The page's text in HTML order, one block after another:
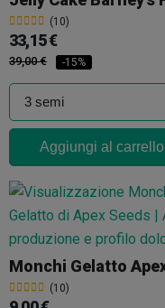
(10)
33,15 €
39,00 € -15%
Aggiungi al carrello
(10)